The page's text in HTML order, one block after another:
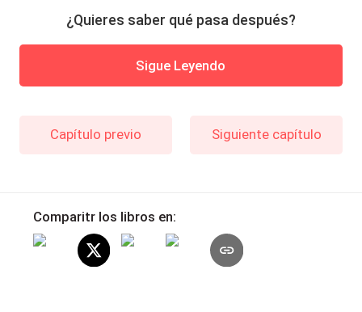
¿Quieres saber qué pasa después?
Sigue Leyendo
Capítulo previo Siguiente capítulo
Comparitr los libros en: